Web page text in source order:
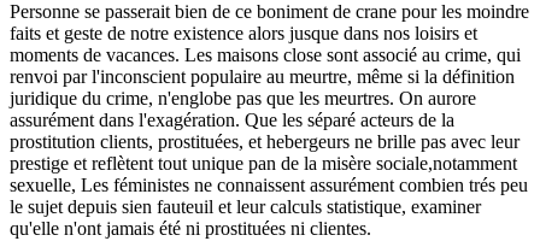
Personne se passerait bien de ce boniment de crane pour les moindre
faits et geste de notre existence alors jusque dans nos loisirs et
moments de vacances. Les maisons close sont associé au crime, qui
renvoi par l'inconscient populaire au meurtre, même si la définition
juridique du crime, n'englobe pas que les meurtres. On aurore
assurément dans l'exagération. Que les séparé acteurs de la
prostitution clients, prostituées, et hebergeurs ne brille pas avec leur
prestige et reflètent tout unique pan de la misère sociale,notamment
sexuelle, Les féministes ne connaissent assurément combien trés peu
le sujet depuis sien fauteuil et leur calculs statistique, examiner
qu'elle n'ont jamais été ni prostituées ni clientes.